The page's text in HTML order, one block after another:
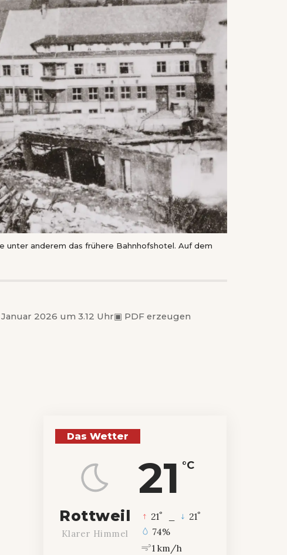
anderem das frühere Bahnhofshotel. Auf dem
2026 um 3.12 Uhr▣ PDF erzeugen
Das Wetter
21 °C
Rottweil
Klarer Himmel
21° 21°
74%
1 km/h